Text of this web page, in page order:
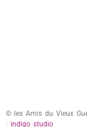
© les Amis du Vieux
: indigo studio